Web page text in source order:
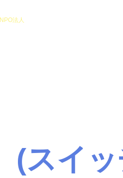
​NPO法人
(スイ